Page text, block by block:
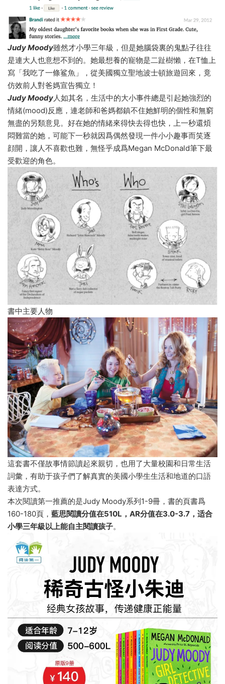
Judy Moody雖然才小學三年級，但是她腦袋裏的鬼點子往往
是連大人也意想不到的。她最想養的寵物是二趾樹懶，在T恤上
寫「我吃了一條鲨魚」，從美國獨立聖地波士頓旅遊回來，竟
仿效前人對爸媽宣告獨立！
Judy Moody人如其名，生活中的大小事件總是引起她強烈的
情緒(mood)反應，連老師和爸媽都鎮不住她鮮明的個性和無窮
無盡的另類意見。好在她的情緒來得快去得也快，上一秒還煩
悶難當的她，可能下一秒就因爲偶然發現一件小小趣事而笑逐
顔開，讓人不喜歡也難，無怪乎成爲Megan McDonald筆下最
受歡迎的角色。
書中主要人物
這套書不僅故事情節讀起來親切，也用了大量校園和日常生活
詞彙，有助于孩子們了解真實的美國小學生生活和地道的口語
表達方式。
本次閱讀第一推薦的是Judy Moody系列1-9冊，書的頁書爲
160-180頁， 藍思閱讀分值在510L，AR分值在3.0-3.7，适合
小學三年級以上能自主閱讀孩子。